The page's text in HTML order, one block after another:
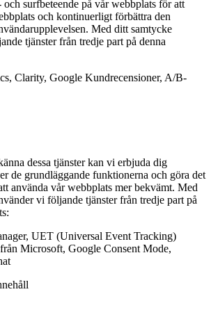
surfbeteende på vår webbplats för att
och kontinuerligt förbättra den
Med ditt samtycke
tjänster från tredje part på denna
Clarity, Google Kundrecensioner, A/B-
dessa tjänster kan vi erbjuda dig
de grundläggande funktionerna och göra det
använda vår webbplats mer bekvämt. Med
vi följande tjänster från tredje part på
UET (Universal Event Tracking)
Microsoft, Google Consent Mode,